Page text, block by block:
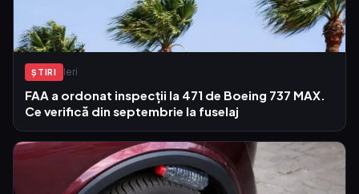
ŞTIRI Ieri
FAA a ordonat inspecții la 471 de Boeing 737 MAX.
Ce verifică din septembrie la fuselaj